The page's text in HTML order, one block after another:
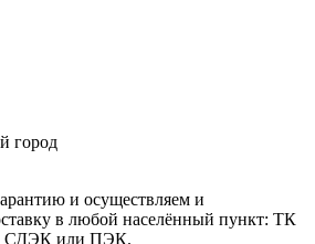
город
и осуществляем и
в любой населённый пункт: ТК
СДЭК или ПЭК.